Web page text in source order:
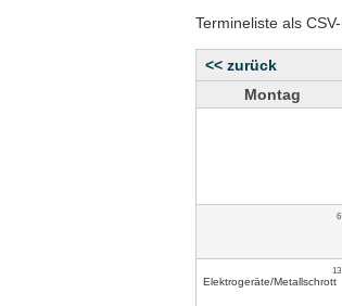
Termineliste als
<< zurück
Montag
6
13
Elektrogeräte/Metallschrott